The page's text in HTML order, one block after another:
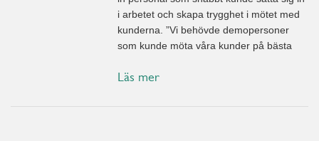
i arbetet och skapa trygghet i mötet med
kunderna. ”Vi behövde demopersoner
som kunde möta våra kunder på bästa
Läs mer